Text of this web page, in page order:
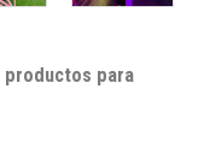
productos para